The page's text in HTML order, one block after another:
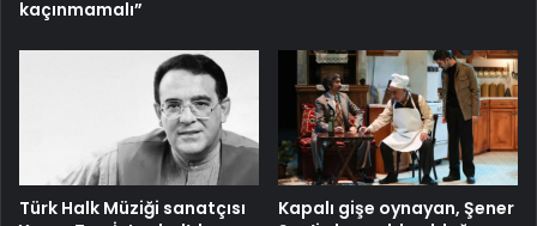
kaçınmamalı”
Türk Halk Müziği sanatçısı
Kapalı gişe oynayan, Şener